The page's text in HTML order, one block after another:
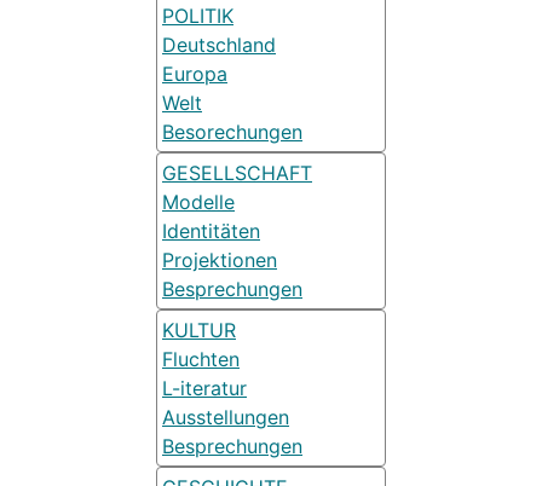
POLITIK
Deutschland
Europa
Welt
Besorechungen
GESELLSCHAFT
Modelle
Identitäten
Projektionen
Besprechungen
KULTUR
Fluchten
L-iteratur
Ausstellungen
Besprechungen